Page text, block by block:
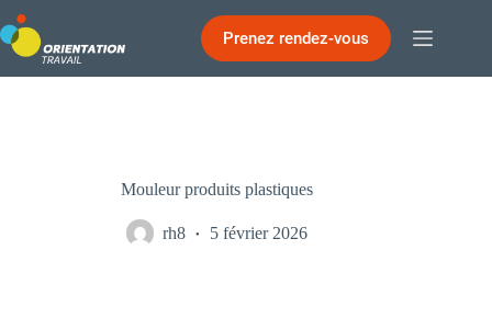
au
contenu
Prenez rendez-vous
Mouleur produits plastiques
rh8 5 février 2026